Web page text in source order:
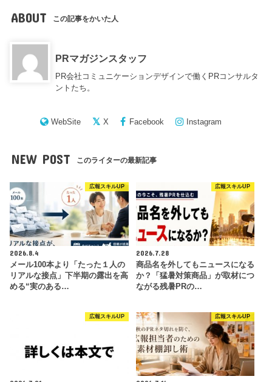
ABOUT この記事をかいた人
PRマガジンスタッフ
PR会社コミュニケーションデザインで働くPRコンサルタ
ントたち。
WebSite X Facebook Instagram
NEW POST このライターの最新記事
広報スキルUP
2026.8.4
メール100本より「たった１人の
リアルな接点」下半期の露出を高
める“実のある…
広報スキルUP
2026.7.28
商品名を外してもニュースになる
か？「猛暑対策商品」が取材につ
ながる残暑PRの…
広報スキルUP 広報スキルUP